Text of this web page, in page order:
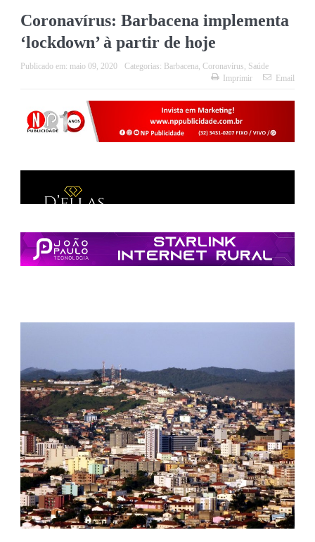
Coronavírus: Barbacena implementa
‘lockdown’ à partir de hoje
Publicado em: maio 09, 2020 Categorias: Barbacena, Coronavírus, Saúde
Imprimir
Email